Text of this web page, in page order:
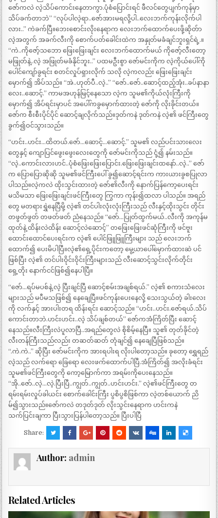
ဇော်ကလဲ လဲ့သိပ်ကောင်းနေတာကွာ.ပုံစံပြောင်းရင် ဖီလင်တွေပျက်ကုန်မှာ
သိပ်ခက်တာဘဲ” “လုပ်ပါလဲ့ရာ..ဇော်အားမရလို့ပါ..လေးဘက်ကုန်းလိုက်ပါ
လား..” ကဲခက်ပြီ။ဘေးစောင်းလိုးနေရာက လေးဘက်ထောက်ပေးဖို့ဆိုတ်ာ
လဲ့အတွက် အခက်လီးကို စောက်ပတ်ခေါင်းထဲက အနှုတ်မခံချင်ဘူးရှင်ရဲ့.။
“ကဲ..ကိုဇော့်သဘော ဖြေးဖြေးချင်း လေးဘက်ထောက်မယ် ကိုဇော့်လီးတော့
မဖြုတ်နဲ့..လဲ့ အဖြုတ်မခံနိုင်ဘူး..” ပထမဦးစွာ ဇော်မင်းကိုက လဲ့ကိုယ်ပေါ်ကို
ပေါင်ကျော်ခွရင်း စတင်လှုပ်ရှားလိုက် သလို လဲ့ကလည်း ဖြေးဖြေးချင်း
မှောက်၍ အိပ်သည်။ “အဲ..ဟုတ်ပီ..လဲ့..” “ဇော်..ဇော်..ဆောင့်ထည့်အုံး..ခပ်နာနာ
လေး..ဆောင့်.” ကာမအဟုန်မြင့်နေသော လဲ့က သူမ၏ကိုယ်လုံးကြီးကို
မှောက်၍ အိပ်ရင်းမှာပင် အပေါ်ကခွမှောက်ထားတဲ့ ဇော်ကို လိုးခိုင်းတယ်။
ဇော်က စီးစီးပိုင်ပိုင် ဆောင့်ချလိုက်သည်။ဒုတ်ကနဲ ဒုတ်ကနဲ လဲ့၏ ဖင်ကြီးတွေ
ခွက်၍ဝင်သွားသည်။
“ဟင်း..ဟင်း…ထိတယ်.ဇော်…ဆောင့်…ဆောင့်.” သူမ၏ လည်ပင်းသားလေး
တွေနှင့် ကျောပြင်ဖွေးဖွေးလေးတွေကို ဇော်မင်းကိုသည် ငုံ့၍ နမ်းသည်။
“လဲ့..ကောင်းလားဟင်..ပုံစံဖြေးဖြေးပြောင်း.ဖြေးဖြေးချင်းထနော်..လဲ့..” ဇော်
က ပြောပြောဆိုဆို သူမ၏ဖင်ကြီးပေါ် ခွ၍ဆောင့်ရင်းက ကားယားခွစပြုလာ
ပါသည်။လဲ့ကလဲ ထိုးသွင်းထားတဲ့ ဇော်၏လီးကို နောက်ပြန်ကော့ပေးရင်း
မသိမသာ ဖြေးဖြေးချင်းဖင်ကြီးတွေ ကြွကာ ကုန်း၍ထလာ ပါသည်။ အရည်
တွေ မတရားရွှဲနေပြီမို့ လဲ့၏ တင်ပါးလုံးလုံးကြီးသည် လီးနှင့်ထိုးသွင်း တိုင်း
တဖွတ်ဖွတ် တဖတ်ဖတ် ညံနေသည်။ “ဇော်…ပြုတ်ထွက်မယ်..လီးကို အကုန်မ
ထုတ်နဲ့ ထိန်းလဲထိန်း ဆောင့်လဲဆောင့်” တဖြေးဖြေးဖင်ဆုံကြီးကို ဖင်ဗူး
ထောင်းထောင်ပေးရင်းက လဲ့၏ ပေါင်ဖြူဖြူကြီးများ သည် လေးဘက်
ထောက်၍ ပေးမိပါပြီ။လဲ့၏ရှေ့ပိုင်းကတော့ မွေ့ယာပေါ်မှောက်ထားဆဲ ပင်
ဖြစ်ပြီး လဲ့၏ တင်ပါးဝိုင်းဝိုင်းကြီးများသည် လီးဆောင့်သွင်းလိုက်တိုင်း
ရှေ့တိုး နောက်ငင်ဖြစ်၍နေပါပြီ။
“ဇော်…ရပ်မပစ်နဲ့.လဲ့ ပြီးချင်ပြီ ဆောင့်စမ်းအချစ်ရယ်.” လဲ့၏ စကားသံလေး
များသည် မပီမသဖြစ်၍ နေချေပြီ။ဖင်ကုန်းပေးနေလို့ သေးသွယ်တဲ့ ခါးလေး
ကို လက်နှင့် အားပါးတရ ထိန်းရင်း ဆောင့်သည်။ “ဟင်း..ဟင်း.ဇော်ရယ်.သိပ်
ကောင်းတာဘဲ.ဟင်းဟင်း..လဲ့ သိပ်ချစ်တယ်” ဇော်ကအံကြိတ်ပြီး ဆောင့်
နေသည်။လီးကြီးလဲပူလာပြီ..အရည်တွေလဲ စိုစိမ့်နေပြီ။ သူ၏ တုတ်ခိုင်တဲ့
လီးတန်ကြီးသည်လည်း တဆတ်ဆတ် တုံချင်၍ နေချေပြီဖြစ်သည်။
“.ကဲ.ကဲ..” ဆိုပြီး ဇော်မင်းကိုက အားရပါးရ လိုးပါတော့သည်။ ခုတော့ ရွှေရည်
လဲ့သည် လက်ရော ခြေရော လေးဖက်ထောက်ပါပြီ.အံကြိတ်၍ အလိုးခံရင်း
သူမ၏ဖင်ကြီးတွေကို ကော့မြောက်ကာ အရမ်းကိုပေးနေသည်။
“အို..ဇော်..လဲ့…လဲ့.ပြီးပြီ..ကျွတ်..ကျွတ်..ဟင်းဟင်း.” လဲ့၏ဖင်ကြီးတွေ တ
ရမ်းရမ်းလှုပ်ခါယင်း စောက်ခေါင်းကြီး ပွစိပွစိဖြစ်ကာ လဲ့တစ်ယောက် ညိ
မ်၍သွားသည်။ဇော်ကလဲ တဒုတ်ဒုတ် လိုးသွင်းနေရာက ဟင်းကနဲ
သက်ပြင်းချကာ ပြီးသွားပြန်ပါတော့သည်။ ပြီးပါပြီ
Share:
Author: admin
Related Articles